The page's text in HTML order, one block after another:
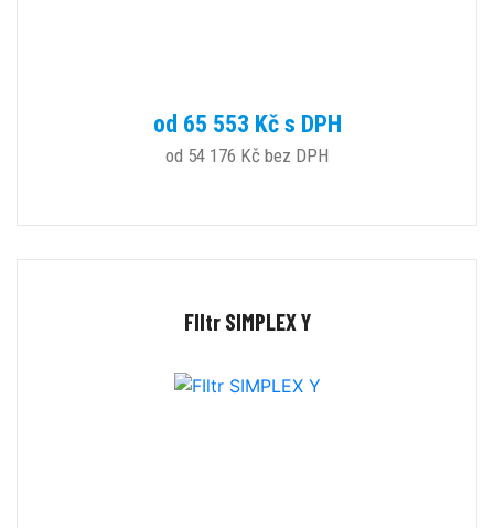
od 65 553 Kč s DPH
od 54 176 Kč bez DPH
FIltr SIMPLEX Y